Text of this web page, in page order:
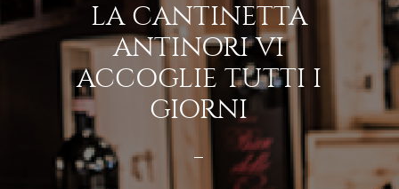
LA CANTINETTA
ANTINORI VI
ACCOGLIE TUTTI I
GIORNI